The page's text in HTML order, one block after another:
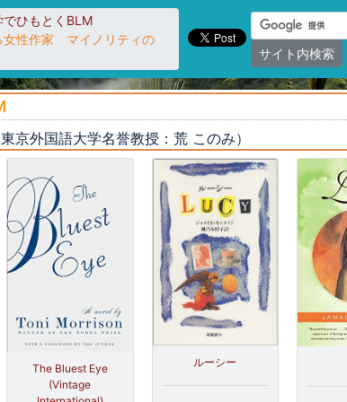
でひもとくBLM
女性作家 マイノリティの
サイト内検索
外国語大学名誉教授：荒 このみ）
The Bluest Eye
(Vintage
ルーシー